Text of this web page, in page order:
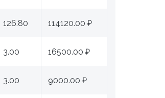
126.80 114120.00 ₽
3.00 16500.00 ₽
3.00 9000.00 ₽